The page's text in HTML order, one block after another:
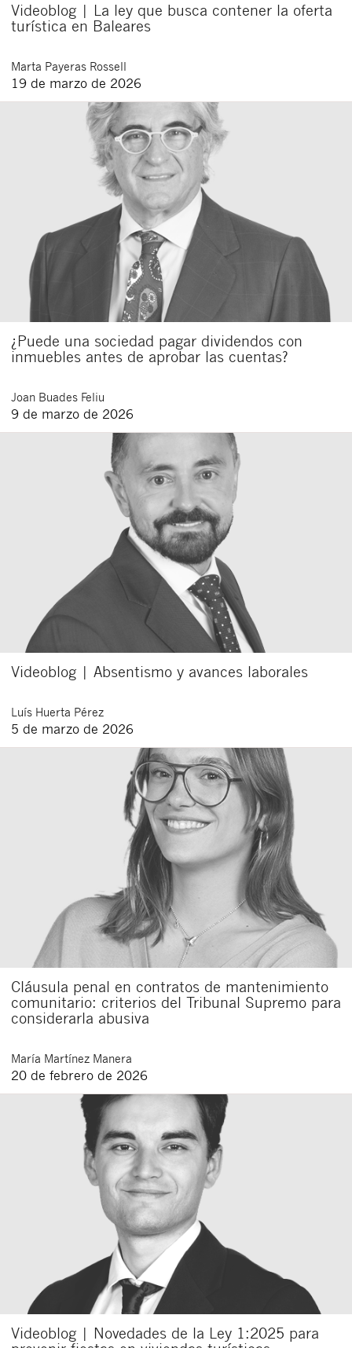
Videoblog | La ley que busca contener la oferta
turística en Baleares
Marta Payeras Rossell
19 de marzo de 2026
¿Puede una sociedad pagar dividendos con
inmuebles antes de aprobar las cuentas?
Joan Buades Feliu
9 de marzo de 2026
Videoblog | Absentismo y avances laborales
Luís Huerta Pérez
5 de marzo de 2026
Cláusula penal en contratos de mantenimiento
comunitario: criterios del Tribunal Supremo para
considerarla abusiva
María Martínez Manera
20 de febrero de 2026
Videoblog | Novedades de la Ley 1:2025 para